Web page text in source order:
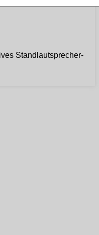
Standlautsprecher-